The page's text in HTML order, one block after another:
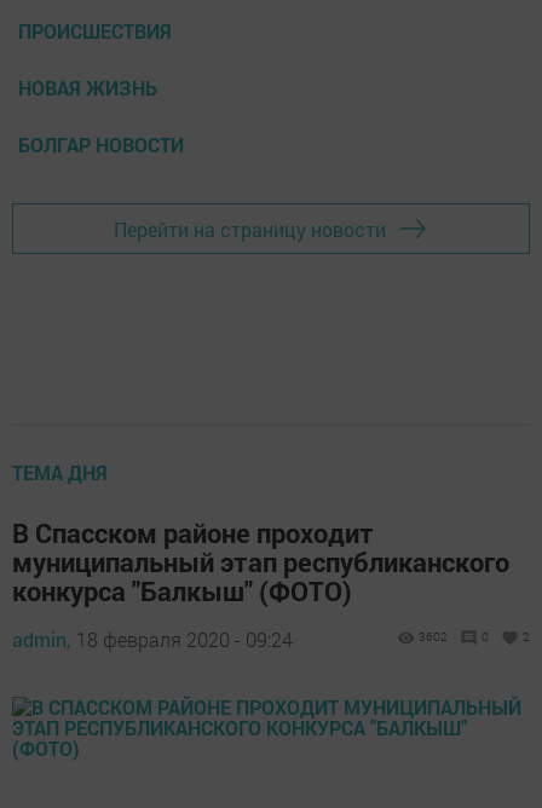
ПРОИСШЕСТВИЯ
НОВАЯ ЖИЗНЬ
БОЛГАР НОВОСТИ
Перейти на страницу новости
ТЕМА ДНЯ
В Спасском районе проходит
муниципальный этап республиканского
конкурса "Балкыш" (ФОТО)
admin, 18 февраля 2020 - 09:24 3602 0 2